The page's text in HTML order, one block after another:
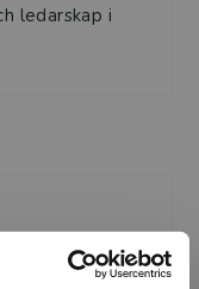
ledarskap i